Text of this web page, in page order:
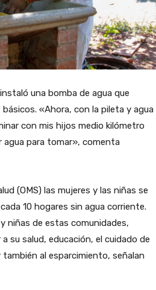
una bomba de agua que
«Ahora, con la pileta y agua
con mis hijos medio kilómetro
agua para tomar», comenta
(OMS) las mujeres y las niñas se
10 hogares sin agua corriente.
niñas de estas comunidades,
su salud, educación, el cuidado de
al esparcimiento, señalan